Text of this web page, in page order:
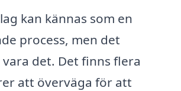
kan kännas som en
process, men det
det. Det finns flera
att överväga för att